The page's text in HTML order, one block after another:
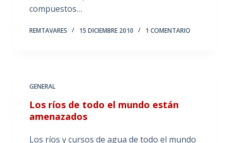
compuestos…
REMTAVARES 15 DICIEMBRE 2010 1 COMENTARIO
GENERAL
Los ríos de todo el mundo están
amenazados
Los ríos y cursos de agua de todo el mundo